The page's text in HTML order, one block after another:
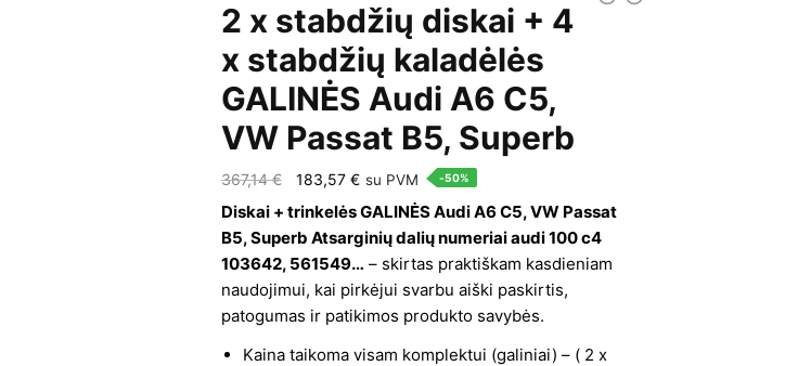
2 x stabdžių diskai + 4
x stabdžių kaladėlės
GALINĖS Audi A6 C5,
VW Passat B5, Superb
367,14€
Original
price
was:
367,14 €.
183,57€Current
price
is:
183,57 €.
su PVM -50%
Diskai + trinkelės GALINĖS Audi A6 C5, VW Passat
B5, Superb Atsarginių dalių numeriai audi 100 c4
103642, 561549… – skirtas praktiškam kasdieniam
naudojimui, kai pirkėjui svarbu aiški paskirtis,
patogumas ir patikimos produkto savybės.
Kaina taikoma visam komplektui (galiniai) – ( 2 x